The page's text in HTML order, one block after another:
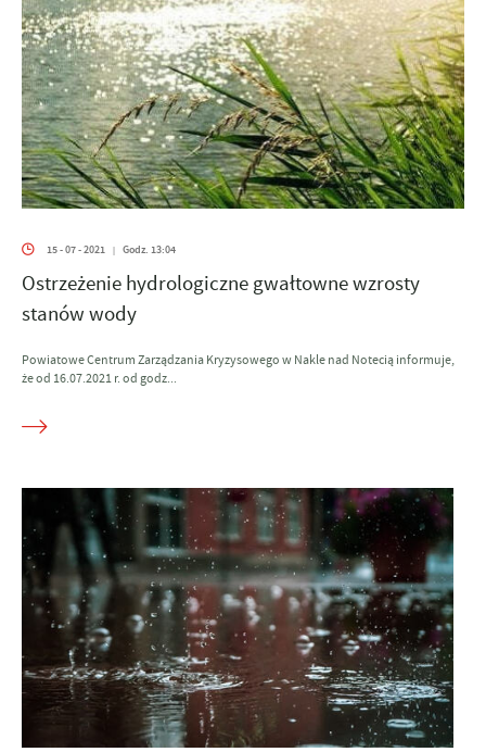
15 - 07 - 2021 | Godz. 13:04
Ostrzeżenie hydrologiczne gwałtowne wzrosty
stanów wody
Powiatowe Centrum Zarządzania Kryzysowego w Nakle nad Notecią informuje,
że od 16.07.2021 r. od godz...